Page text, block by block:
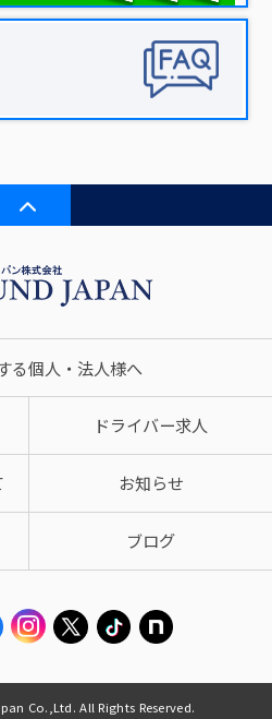
る個人・法人様へ
ドライバー求人
お知らせ
ブログ
Co.,Ltd. All Rights Reserved.